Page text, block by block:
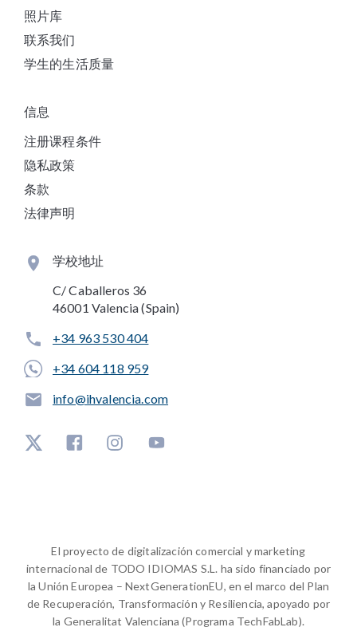
照片库
联系我们
学生的生活质量
信息
注册课程条件
隐私政策
条款
法律声明
学校地址
C/ Caballeros 36
46001 Valencia (Spain)
+34 963 530 404
+34 604 118 959
info@ihvalencia.com
El proyecto de digitalización comercial y marketing
internacional de TODO IDIOMAS S.L. ha sido financiado por
la Unión Europea – NextGenerationEU, en el marco del Plan
de Recuperación, Transformación y Resiliencia, apoyado por
la Generalitat Valenciana (Programa TechFabLab).